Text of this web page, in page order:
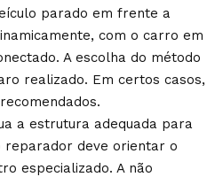
parado em frente a
com o carro em
A escolha do método
realizado. Em certos casos,
a estrutura adequada para
reparador deve orientar o
especializado. A não